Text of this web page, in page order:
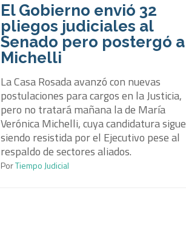
El Gobierno envió 32
pliegos judiciales al
Senado pero postergó a
Michelli
La Casa Rosada avanzó con nuevas
postulaciones para cargos en la Justicia,
pero no tratará mañana la de María
Verónica Michelli, cuya candidatura sigue
siendo resistida por el Ejecutivo pese al
respaldo de sectores aliados.
PorTiempo Judicial